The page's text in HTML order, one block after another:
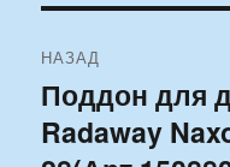
по
записям
НАЗАД
Предыдущая
запись:
Поддон для
Radaway